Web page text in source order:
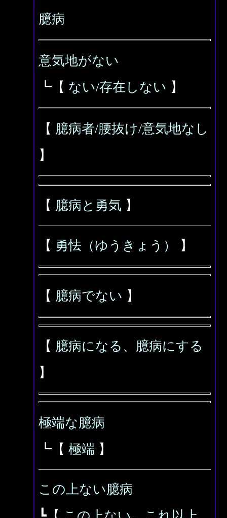
臆病
意気地がない
┗【 ない/存在しない 】
【 臆病者/腰抜け/意気地なし
】
【 臆病と勇気 】
【 勇怯（ゆうきょう） 】
【 臆病でない 】
【 臆病になる、臆病にする
】
極端な臆病
┗【 極端 】
この上ない臆病